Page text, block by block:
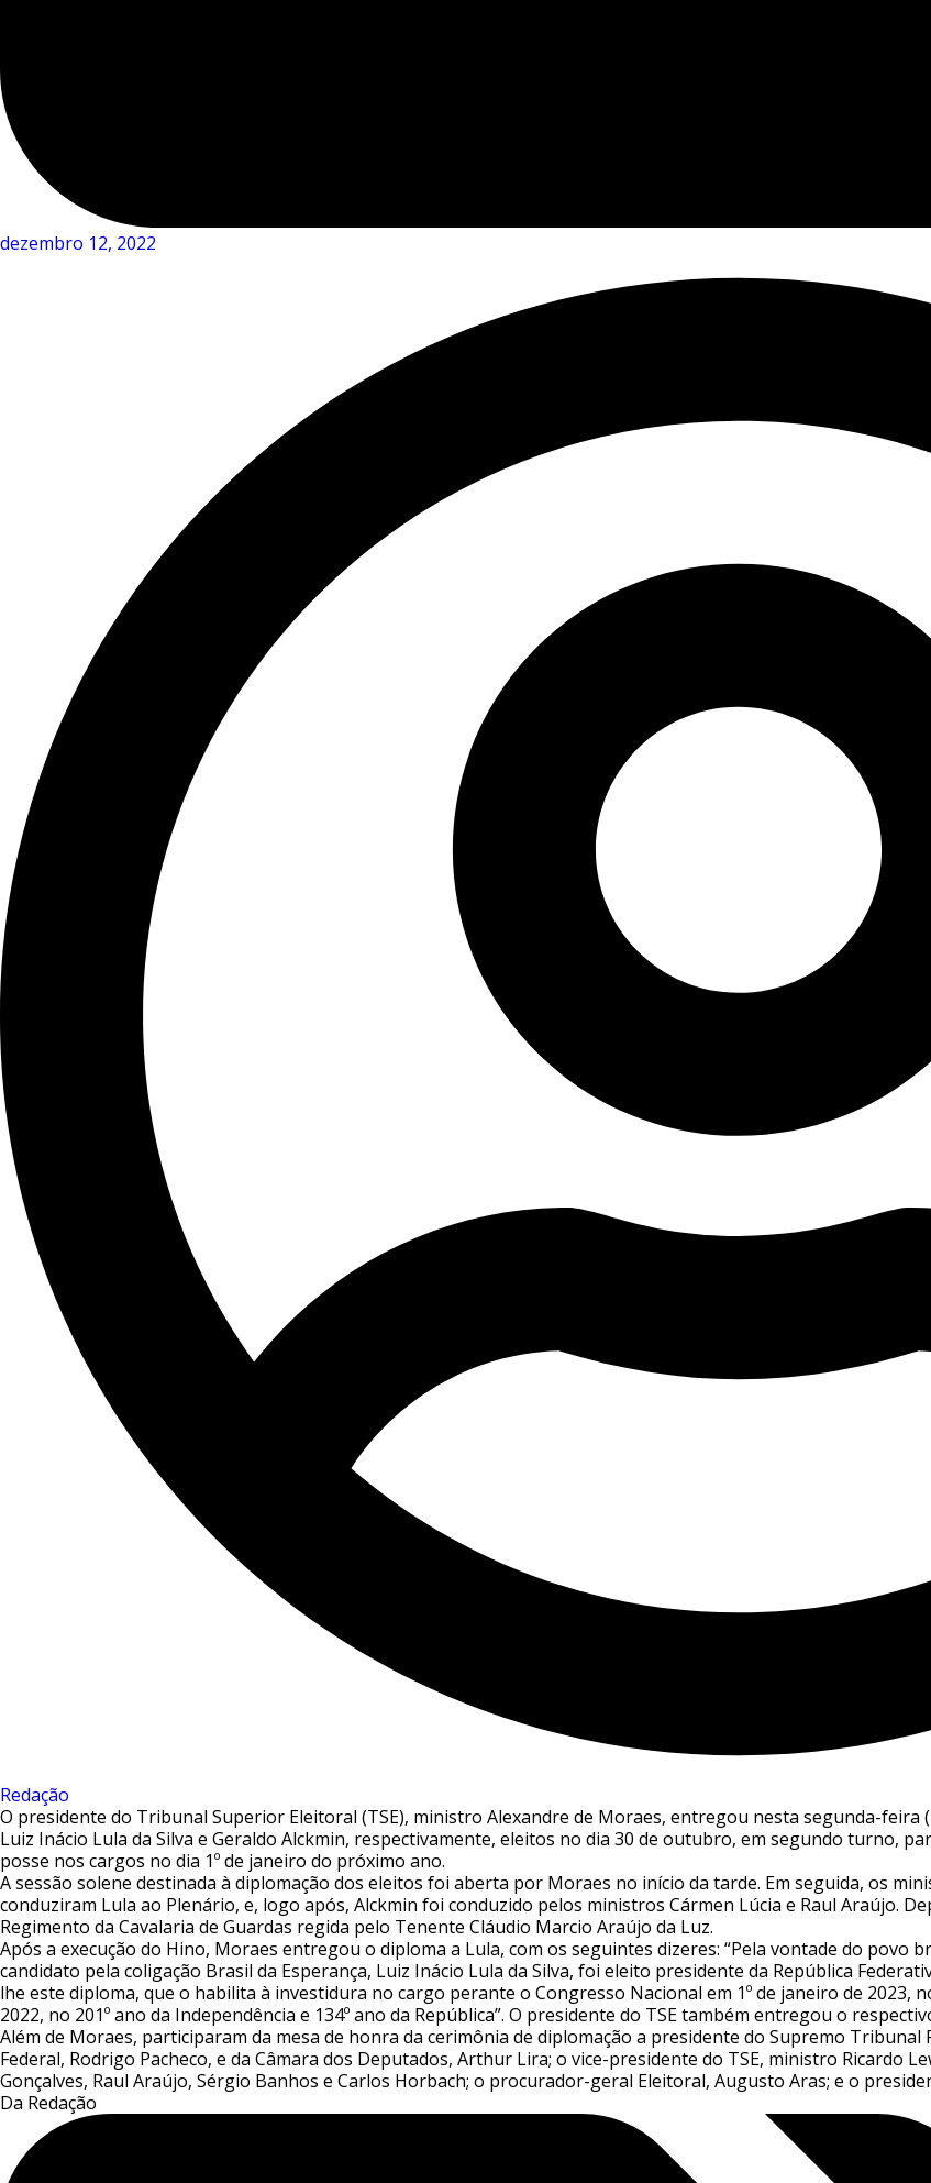
dezembro 12, 2022
Redação
O presidente do Tribunal Superior Eleitoral (TSE), ministro Alexandre de Moraes, entregou nesta segunda-feira
Luiz Inácio Lula da Silva e Geraldo Alckmin, respectivamente, eleitos no dia 30 de outubro, em segundo turno,
posse nos cargos no dia 1º de janeiro do próximo ano.
A sessão solene destinada à diplomação dos eleitos foi aberta por Moraes no início da tarde. Em seguida, os
conduziram Lula ao Plenário, e, logo após, Alckmin foi conduzido pelos ministros Cármen Lúcia e Raul Araújo.
Regimento da Cavalaria de Guardas regida pelo Tenente Cláudio Marcio Araújo da Luz.
Após a execução do Hino, Moraes entregou o diploma a Lula, com os seguintes dizeres: “Pela vontade do povo
candidato pela coligação Brasil da Esperança, Luiz Inácio Lula da Silva, foi eleito presidente da República
lhe este diploma, que o habilita à investidura no cargo perante o Congresso Nacional em 1º de janeiro de 2023,
2022, no 201º ano da Independência e 134º ano da República”. O presidente do TSE também entregou o
Além de Moraes, participaram da mesa de honra da cerimônia de diplomação a presidente do Supremo Tribunal
Federal, Rodrigo Pacheco, e da Câmara dos Deputados, Arthur Lira; o vice-presidente do TSE, ministro Ricardo
Gonçalves, Raul Araújo, Sérgio Banhos e Carlos Horbach; o procurador-geral Eleitoral, Augusto Aras; e o
Da Redação